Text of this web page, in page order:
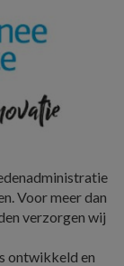
Voor meer dan
verzorgen wij
ontwikkeld en